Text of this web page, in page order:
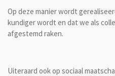
Op deze manier wordt
kundiger wordt en dat we als
afgestemd raken.
Uiteraard ook op sociaal